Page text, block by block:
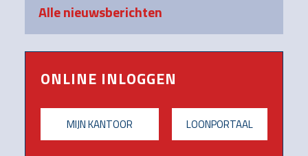
Alle nieuwsberichten
ONLINE INLOGGEN
MIJN KANTOOR LOONPORTAAL